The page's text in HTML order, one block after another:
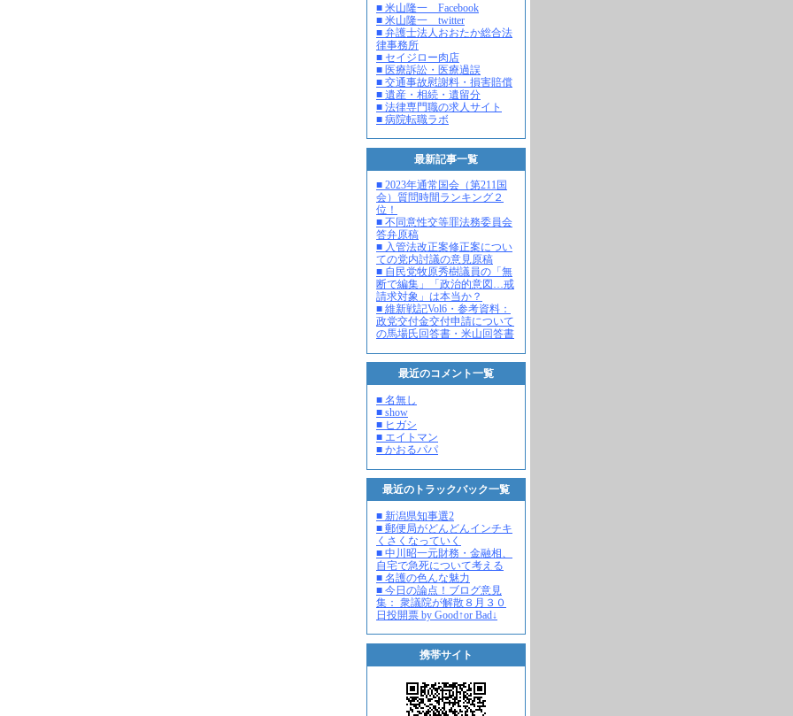
■ 米山隆一 Facebook
■ 米山隆一 twitter
■ 弁護士法人おおたか総合法
律事務所
■ セイジロー肉店
■ 医療訴訟・医療過誤
■ 交通事故慰謝料・損害賠償
■ 遺産・相続・遺留分
■ 法律専門職の求人サイト
■ 病院転職ラボ
最新記事一覧
■ 2023年通常国会（第211国
会）質問時間ランキング２
位！
■ 不同意性交等罪法務委員会
答弁原稿
■ 入管法改正案修正案につい
ての党内討議の意見原稿
■ 自民党牧原秀樹議員の「無
断で編集」「政治的意図…戒
請求対象」は本当か？
■ 維新戦記Vol6・参考資料：
政党交付金交付申請について
の馬場氏回答書・米山回答書
最近のコメント一覧
■ 名無し
■ show
■ ヒガシ
■ エイトマン
■ かおるパパ
最近のトラックバック一覧
■ 新潟県知事選2
■ 郵便局がどんどんインチキ
くさくなっていく
■ 中川昭一元財務・金融相、
自宅で急死について考える
■ 名護の色んな魅力
■ 今日の論点！ブログ意見
集： 衆議院が解散８月３０
日投開票 by Good↑or Bad↓
携帯サイト